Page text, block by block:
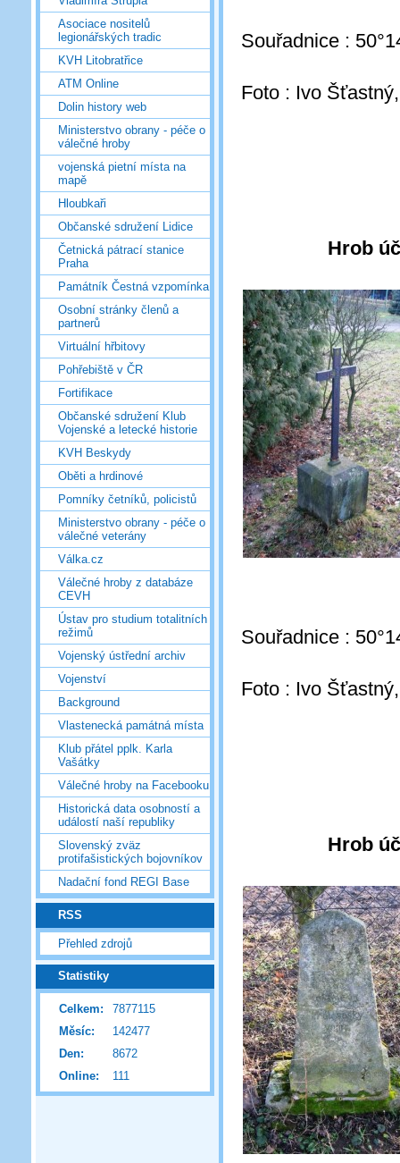
Asociace nositelů
legionářských tradic
KVH Litobratřice
ATM Online
Dolin history web
Ministerstvo obrany - péče o
válečné hroby
vojenská pietní místa na
mapě
Hloubkaři
Občanské sdružení Lidice
Četnická pátrací stanice
Praha
Památník Čestná vzpomínka
Osobní stránky členů a
partnerů
Virtuální hřbitovy
Pohřebiště v ČR
Fortifikace
Občanské sdružení Klub
Vojenské a letecké historie
KVH Beskydy
Oběti a hrdinové
Pomníky četníků, policistů
Ministerstvo obrany - péče o
válečné veterány
Válka.cz
Válečné hroby z databáze
CEVH
Ústav pro studium totalitních
režimů
Vojenský ústřední archiv
Vojenství
Background
Vlastenecká památná místa
Klub přátel pplk. Karla
Vašátky
Válečné hroby na Facebooku
Historická data osobností a
událostí naší republiky
Slovenský zväz
protifašistických bojovníkov
Nadační fond REGI Base
RSS
Přehled zdrojů
Statistiky
Online: 111
Celkem:
7877115
Měsíc:
142477
Den:
8672
Souřadnice :
Foto : Ivo
Hrob
Souřadnice :
Foto : Ivo
Hrob